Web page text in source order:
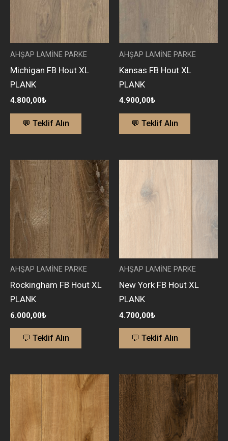
AHŞAP LAMİNE PARKE
Michigan FB Hout XL
PLANK
4.800,00₺
💬 Teklif Alın
AHŞAP LAMİNE PARKE
Kansas FB Hout XL
PLANK
4.900,00₺
💬 Teklif Alın
AHŞAP LAMİNE PARKE
Rockingham FB Hout XL
PLANK
6.000,00₺
💬 Teklif Alın
AHŞAP LAMİNE PARKE
New York FB Hout XL
PLANK
4.700,00₺
💬 Teklif Alın